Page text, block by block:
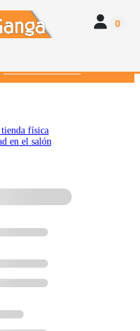
Toggle
0
física
en el salón